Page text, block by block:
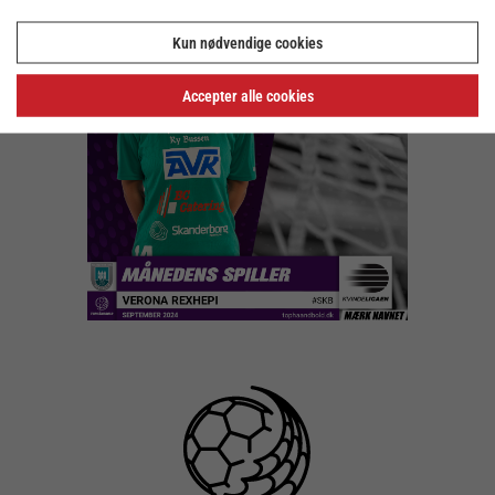
Kun nødvendige cookies
Accepter alle cookies